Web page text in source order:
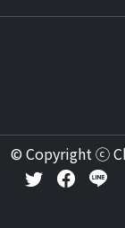
© Copyright ⓒ